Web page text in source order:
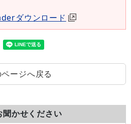
ダウンロード
ージへ戻る
聞かせください